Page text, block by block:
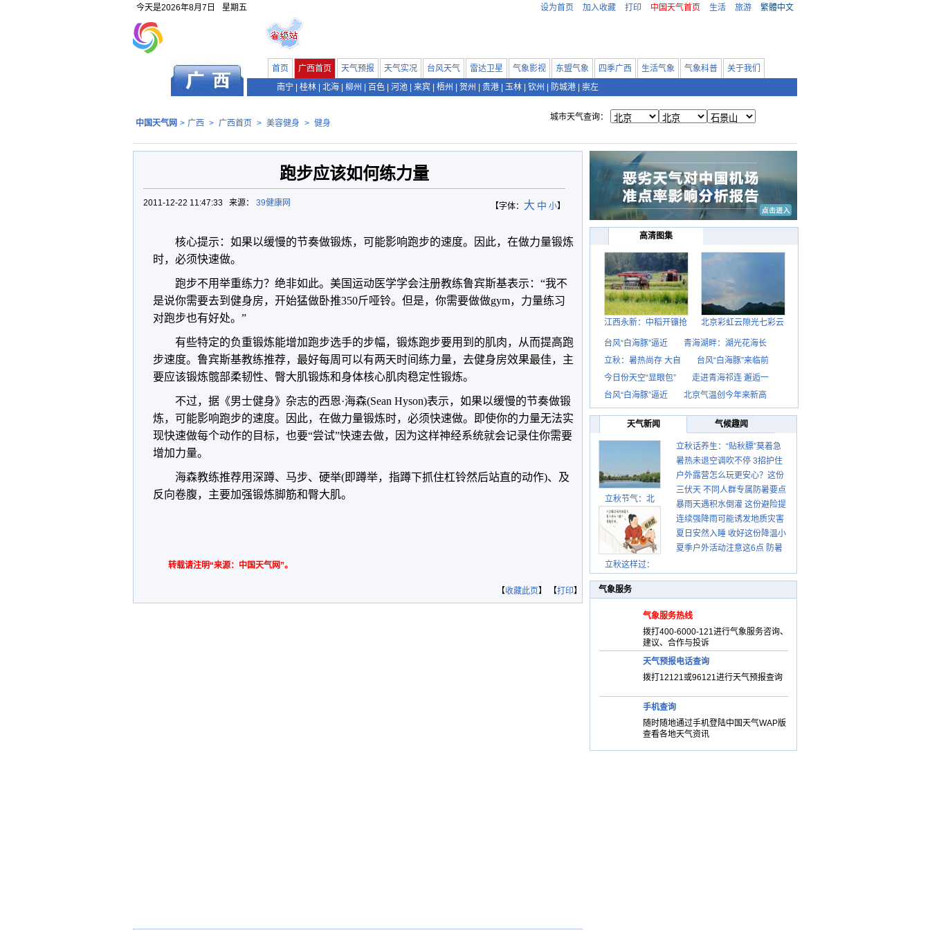
今天是2026年8月7日 星期五 设为首页 加入收藏 打印 中国天气首页 生活 旅游 繁體中文
首页 广西首页 天气预报 天气实况 台风天气 雷达卫星 气象影视 东盟气象 四季广西 生活气象 气象科普
关于我们
南宁
桂林 北海 柳州 百色 河池 来宾 梧州 贺州 贵港 玉林 钦州 防城港 崇左
中国天气网 > 广西 > 广西首页 > 美容健身 > 健身
城市天气查询：
跑步应该如何练力量
【字体： 大 中 小】
2011-12-22 11:47:33 来源： 39健康网
核心提示：如果以缓慢的节奏做锻炼，可能影响跑步的速度。因此，在做力量锻炼
时，必须快速做。
跑步不用举重练力？绝非如此。美国运动医学学会注册教练鲁宾斯基表示：“我不
是说你需要去到健身房，开始猛做卧推350斤哑铃。但是，你需要做做gym，力量练习
对跑步也有好处。”
有些特定的负重锻炼能增加跑步选手的步幅，锻炼跑步要用到的肌肉，从而提高跑
步速度。鲁宾斯基教练推荐，最好每周可以有两天时间练力量，去健身房效果最佳，主
要应该锻炼髋部柔韧性、臀大肌锻炼和身体核心肌肉稳定性锻炼。
不过，据《男士健身》杂志的西恩·海森(Sean Hyson)表示，如果以缓慢的节奏做锻
炼，可能影响跑步的速度。因此，在做力量锻炼时，必须快速做。即使你的力量无法实
现快速做每个动作的目标，也要“尝试”快速去做，因为这样神经系统就会记录住你需要
增加力量。
海森教练推荐用深蹲、马步、硬举(即蹲举，指蹲下抓住杠铃然后站直的动作)、及
反向卷腹，主要加强锻炼脚筋和臀大肌。
转载请注明“来源：中国天气网”。
【收藏此页】 【打印】
高清图集
江西永新：中稻开镰抢 北京彩虹云隙光七彩云
台风“白海豚”逼近
青海湖畔：湖光花海长
立秋：暑热尚存 大自
台风“白海豚”来临前
今日份天空“显眼包”
走进青海祁连 邂逅一
台风“白海豚”逼近
北京气温创今年来新高
天气新闻 气候趣闻
立秋节气：北
立秋这样过：
立秋话养生：“贴秋膘”莫着急
先清暑再防燥
暑热未退空调吹不停 3招护住
肩颈不酸痛
户外露营怎么玩更安心？这份
攻略请收好
三伏天 不同人群专属防暑要点
请收好
暴雨天遇积水倒灌 这份避险提
示请收好
连续强降雨可能诱发地质灾害
这些前兆要知道
夏日安然入睡 收好这份降温小
贴士
夏季户外活动注意这6点 防暑
气象服务
气象服务热线
拨打400-6000-121进行气象服务咨询、
建议、合作与投诉
天气预报电话查询
拨打12121或96121进行天气预报查询
手机查询
随时随地通过手机登陆中国天气WAP版
查看各地天气资讯